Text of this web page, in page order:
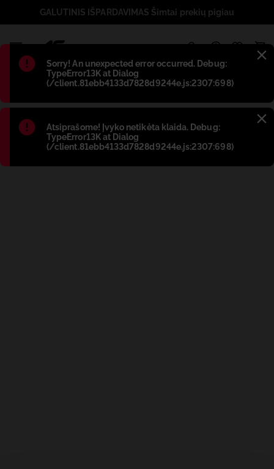
Błąd:
Sorry! An unexpected error occurred. Debug:
TypeError13K at Dialog
(/client.81ebb4133d7828d9244e.js:2307:698)
Błąd:
Atsiprašome! Įvyko netikėta klaida. Debug:
TypeError13K at Dialog
(/client.81ebb4133d7828d9244e.js:2307:698)
GALUTINIS IŠPARDAVIMAS Šimtai prekių pigiau